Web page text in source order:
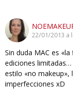
22/01/2013 a
Sin duda MAC es
ediciones
estilo «no makeup»,
imperfecciones xD